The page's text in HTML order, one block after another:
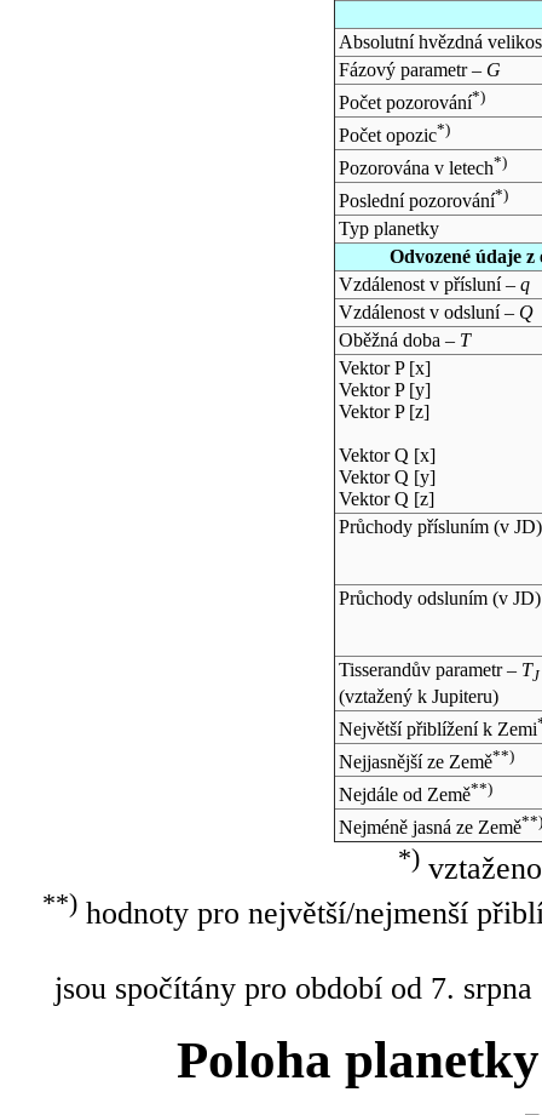
Absolutní hvězdná
Fázový parametr – G
Počet pozorování*)
Počet opozic*)
Pozorována v letech*)
Poslední pozorování*)
Typ planetky
Odvozené údaje
Vzdálenost v přísluní – q
Vzdálenost v odsluní – Q
Oběžná doba – T
Vektor P [x]
Vektor P [y]
Vektor P [z]
Vektor Q [x]
Vektor Q [y]
Vektor Q [z]
Průchody přísluním (v JD)
Průchody odsluním (v JD)
Tisserandův parametr – TJ
(vztažený k Jupiteru)
Největší přiblížení k Zemi
Nejjasnější ze Země**)
Nejdále od Země**)
Nejméně jasná ze Země**)
*)
**)hodnoty pro největší/nejmenší
jsou spočítány pro období od 7.
Poloha